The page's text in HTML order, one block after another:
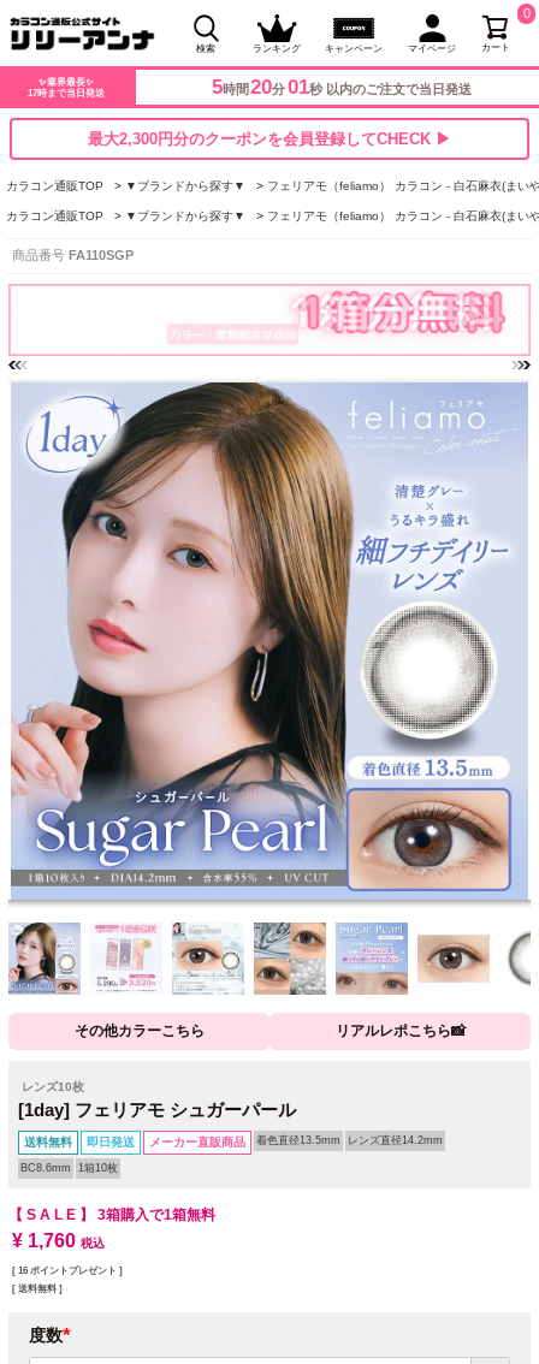
検索 ランキング キャンペーン マイページ カート
0
✨業界最長✨
17時まで当日発送
5時間 20分01秒 以内のご注文で当日発送
最大2,300円分のクーポンを会員登録してCHECK ▶
カラコン通販TOP ▼ブランドから探す▼ フェリアモ（feliamo） カラコン - 白石麻衣(まい
カラコン通販TOP ▼ブランドから探す▼ フェリアモ（feliamo） カラコン - 白石麻衣(まい
商品番号 FA110SGP
その他カラーこちら リアルレポこちら📸
レンズ10枚
[1day] フェリアモ シュガーパール
送料無料 即日発送 メーカー直販商品 着色直径13.5mm レンズ直径14.2mm
BC8.6mm 1箱10枚
【 S A L E 】 3箱購入で1箱無料
¥ 1,760 税込
[ 16 ポイントプレゼント ]
送料無料
度数
(必